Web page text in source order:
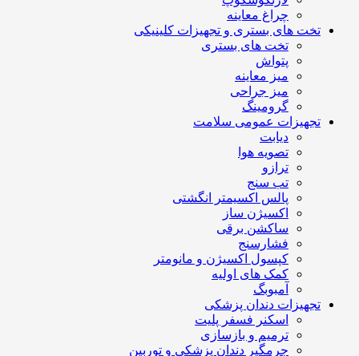
چراغ معاینه
تخت های بستری و تجهیزات کلینیکی
تخت های بستری
پتواش
میز معاینه
میز جراحی
گرومینگ
تجهیزات عمومی سلامت
دیابت
تصویه هوا
ترازو
تب سنج
پالس اکسیمتر انگشتی
اکسیژن ساز
ساکشن برقی
فشارسنج
کپسول اکسیژن و مانومتر
کمک های اولیه
آمبوبگ
تجهیزات دندان پزشکی
اسکنر فسفر پلیت
ترمیم و بازسازی
جرمگیر دندان پزشکی و توربین